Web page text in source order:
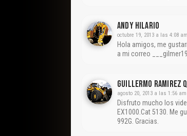
Andy Hilario
octubre 19, 2013 a las 4:08 am
Hola amigos, me
a mi correo
Guillermo Ramirez
agosto 20, 2013 a las 1:56 am
Disfruto mucho los
EX1000.Cat 5130. Me
992G. Gracias.